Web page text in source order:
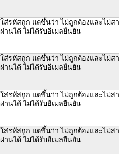
ใส่รหัสถูก แต่ขึ้นว่า ไม่ถูกต้องและไม่ส
ผ่านได้ ไม่ได้รับอีเมลยืนยัน
ใส่รหัสถูก แต่ขึ้นว่า ไม่ถูกต้องและไม่ส
ผ่านได้ ไม่ได้รับอีเมลยืนยัน
ใส่รหัสถูก แต่ขึ้นว่า ไม่ถูกต้องและไม่ส
ผ่านได้ ไม่ได้รับอีเมลยืนยัน
ใส่รหัสถูก แต่ขึ้นว่า ไม่ถูกต้องและไม่ส
ผ่านได้ ไม่ได้รับอีเมลยืนยัน